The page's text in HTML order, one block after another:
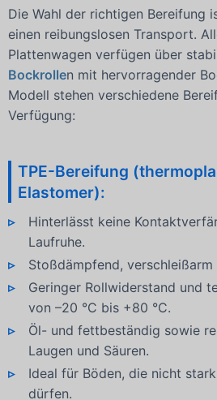
Die Wahl der richtigen Bereifung
einen reibungslosen Transport.
Plattenwagen verfügen über
Bockrollen mit hervorragender
Modell stehen verschiedene
Verfügung:
TPE-Bereifung
Elastomer):
Hinterlässt keine
Laufruhe.
Stoßdämpfend,
Geringer Rollwiderstand und
von –20 °C bis +80 °C.
Öl- und fettbeständig sowie
Laugen und Säuren.
Ideal für Böden, die nicht
dürfen.